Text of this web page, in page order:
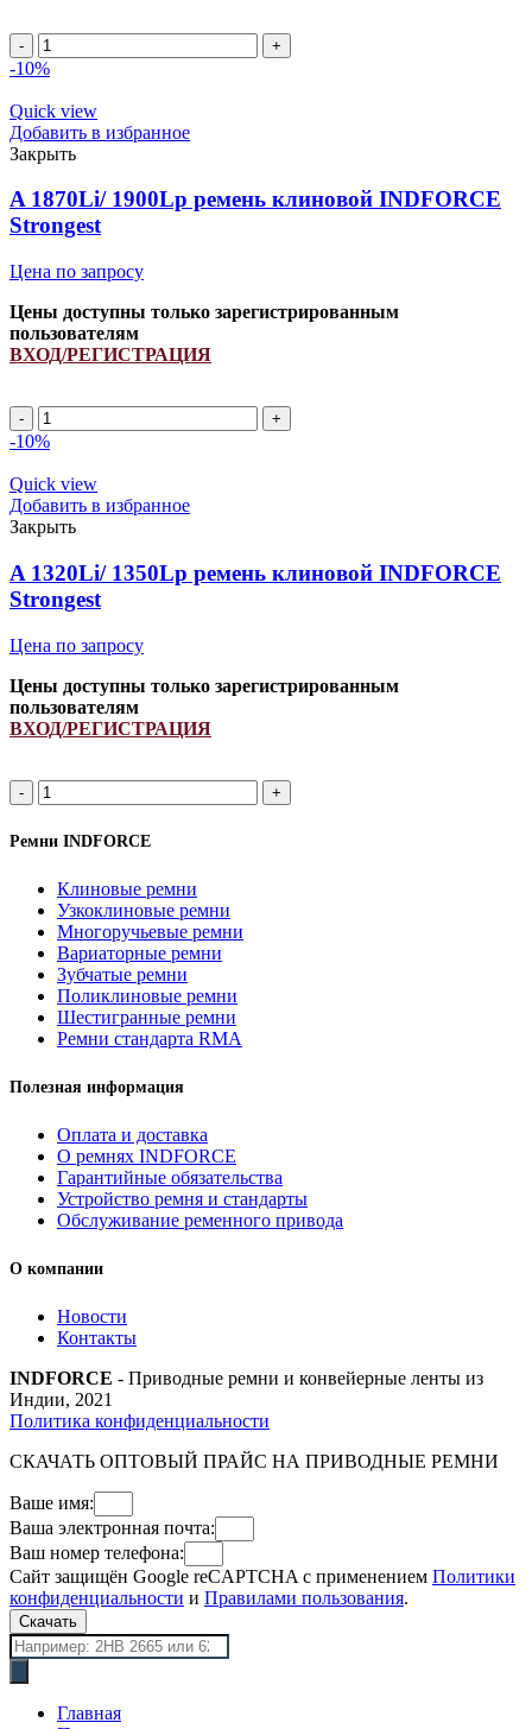
Ремень
H238867
quantity
-10%
Quick view
Добавить в избранное
Закрыть
A 1870Li/ 1900Lp ремень клиновой INDFORCE
Strongest
Цена по запросу
Цены доступны только зарегистрированным
пользователям
ВХОД/РЕГИСТРАЦИЯ
A
1870Li/
ремень
клиновой
INDFORCE
Strongest
quantity
-10%
Quick view
Добавить в избранное
Закрыть
A 1320Li/ 1350Lp ремень клиновой INDFORCE
Strongest
Цена по запросу
Цены доступны только зарегистрированным
пользователям
ВХОД/РЕГИСТРАЦИЯ
A
1320Li/
1350Lp
ремень
INDFORCE
Strongest
quantity
Ремни INDFORCE
Клиновые ремни
Узкоклиновые ремни
Многоручьевые ремни
Вариаторные ремни
Зубчатые ремни
Поликлиновые ремни
Шестигранные ремни
Ремни стандарта RMA
Полезная информация
Оплата и доставка
О ремнях INDFORCE
Гарантийные обязательства
Устройство ремня и стандарты
Обслуживание ременного привода
О компании
Новости
Контакты
INDFORCE - Приводные ремни и конвейерные ленты из
Индии, 2021
Политика конфиденциальности
СКАЧАТЬ ОПТОВЫЙ ПРАЙС НА ПРИВОДНЫЕ РЕМНИ
Ваше имя:
Ваша электронная почта:
Ваш номер телефона:
Сайт защищён Google reCAPTCHA с применением Политики
конфиденциальности и Правилами пользования.
Скачать
Поиск
товаров
Главная